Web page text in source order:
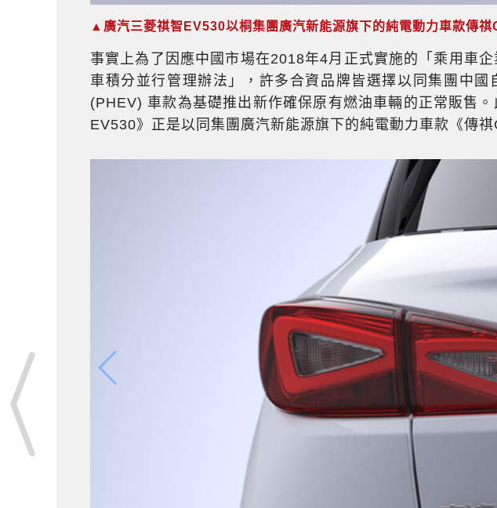
▲廣汽三菱祺智EV530以桐集團廣汽新能源旗下的純電動力車款傳祺
事實上為了因應中國市場在2018年4月正式實施的「乘用車
車積分並行管理辦法」，許多合資品牌皆選擇以同集團中國
(PHEV) 車款為基礎推出新作確保原有燃油車輛的正常販售
EV530》正是以同集團廣汽新能源旗下的純電動力車款《傳祺